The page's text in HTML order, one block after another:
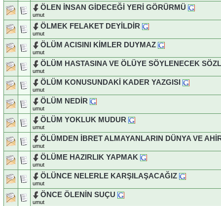
ÖLEN İNSAN GİDECEĞİ YERİ GÖRÜRMÜ
umut
ÖLMEK FELAKET DEYİLDİR
umut
ÖLÜM ACISINI KİMLER DUYMAZ
umut
ÖLÜM HASTASINA VE ÖLÜYE SÖYLENECEK
umut
ÖLÜM KONUSUNDAKİ KADER YAZGISI
umut
ÖLÜM NEDİR
umut
ÖLÜM YOKLUK MUDUR
umut
ÖLÜMDEN İBRET ALMAYANLARIN DÜNYA VE
umut
ÖLÜME HAZIRLIK YAPMAK
umut
ÖLÜNCE NELERLE KARŞILAŞACAĞIZ
umut
ÖNCE ÖLENİN SUÇU
umut